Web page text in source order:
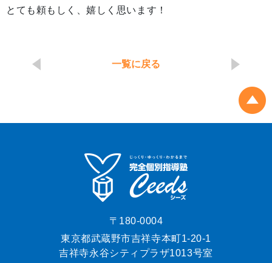
とても頼もしく、嬉しく思います！
一覧に戻る
〒180-0004
東京都武蔵野市吉祥寺本町1-20-1
吉祥寺永谷シティプラザ1013号室